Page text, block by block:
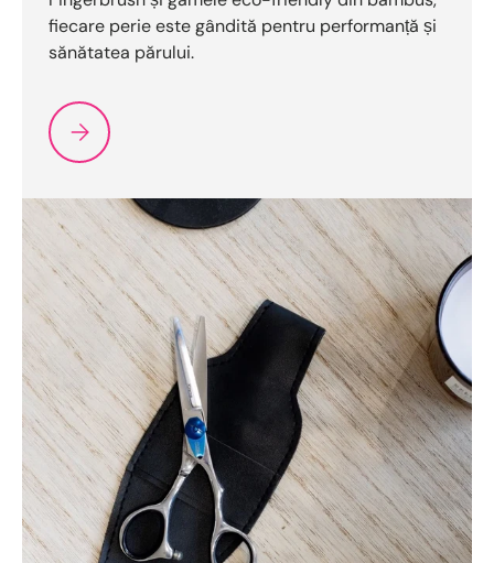
fiecare perie este gândită pentru performanță și
sănătatea părului.
Selecteazǎ Perii de păr